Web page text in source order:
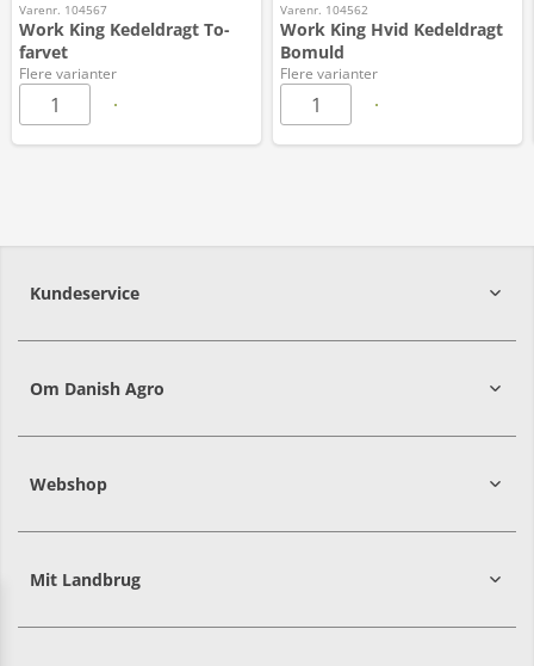
Varenr. 104567
Work King Kedeldragt To-
farvet
Flere varianter
Varenr. 104562
Work King Hvid Kedeldragt
Bomuld
Flere varianter
Kundeservice
Om Danish Agro
Webshop
Mit Landbrug